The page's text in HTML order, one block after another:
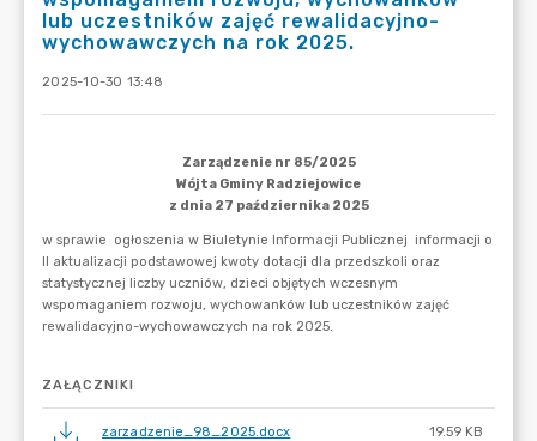
lub uczestników zajęć rewalidacyjno-
wychowawczych na rok 2025.
2025-10-30 13:48
ZAŁĄCZNIKI
zarzadzenie_98_2025.docx 19.59 KB